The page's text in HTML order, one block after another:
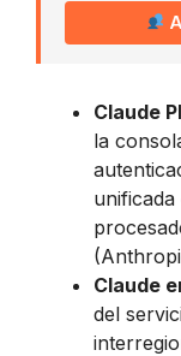
Claude
la
Claude
del